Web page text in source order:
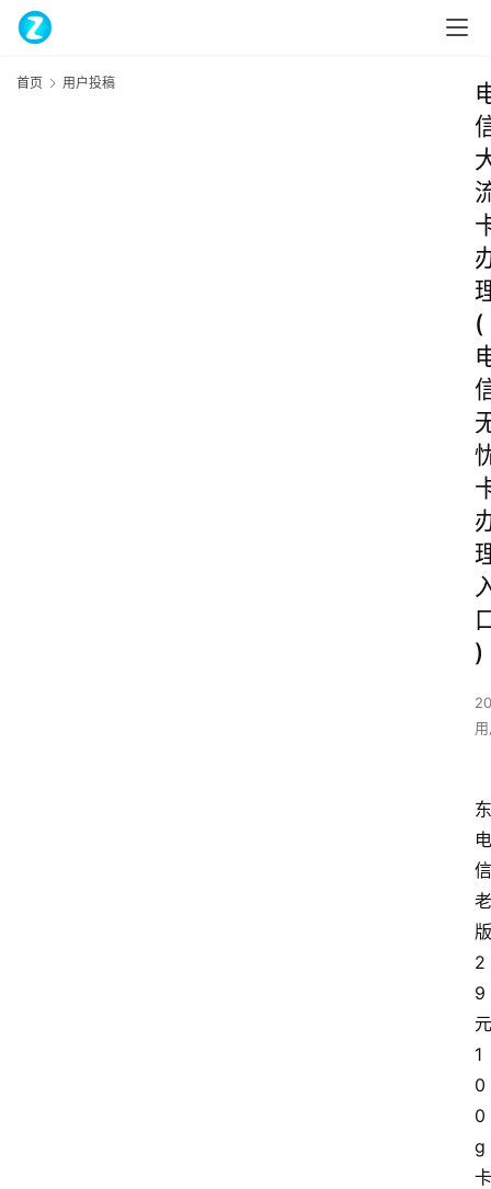
首页 用户投稿
(
)
东
电
信
老
版
2
9
元
1
0
0
g
卡